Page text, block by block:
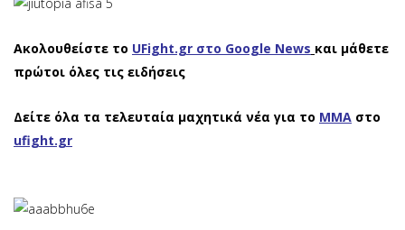
Ακολουθείστε το UFight.gr στο Google News και μάθετε
πρώτοι όλες τις ειδήσεις
Δείτε όλα τα τελευταία μαχητικά νέα για το ΜΜΑ στο
ufight.gr